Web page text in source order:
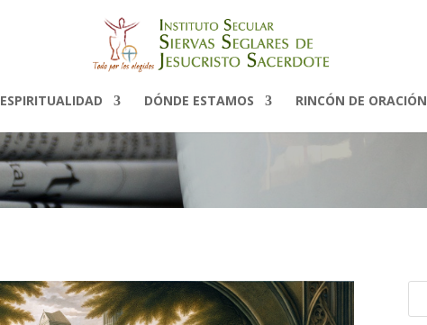
ESPIRITUALIDAD DÓNDE ESTAMOS RINCÓN DE ORACIÓN
Noticias